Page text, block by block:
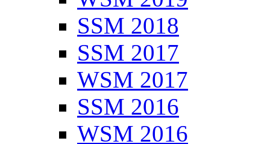
SSM 2018
SSM 2017
WSM 2017
SSM 2016
WSM 2016